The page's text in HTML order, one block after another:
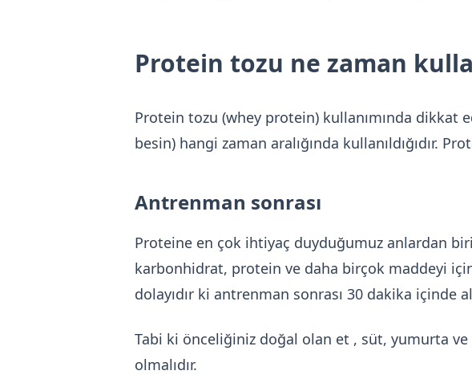
Protein tozu ne zaman
Protein tozu (whey protein) kullanımında
besin) hangi zaman aralığında kullanıldığıdır.
Antrenman sonrası
Proteine en çok ihtiyaç duyduğumuz anlardan
karbonhidrat, protein ve daha birçok maddeyi
dolayıdır ki antrenman sonrası 30 dakika içinde
Tabi ki önceliğiniz doğal olan et , süt, yumurta
olmalıdır.